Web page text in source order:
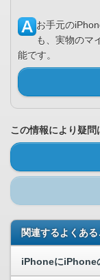
お手元の
も、実物のマ
能です。
この情報により疑問
関連するよくある